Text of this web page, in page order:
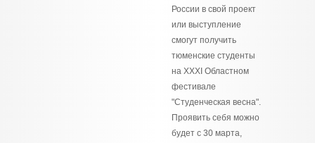
России в свой проект
или выступление
смогут получить
тюменские студенты
на XXXI Областном
фестивале
"Студенческая весна".
Проявить себя можно
будет с 30 марта,